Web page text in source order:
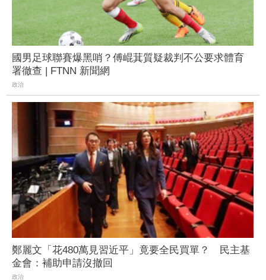
國男足球聯賽爆黑哨？傅崐萁質疑裁判不公要求體育
署徹查 | FTNN 新聞網
政治
鄭麗文「花480萬見習近平」竟要全民買單？ 民主基
金會：補助申請沒撤回
政治